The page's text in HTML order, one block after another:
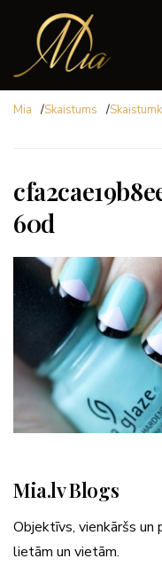
Mia /Skaistums /
60d
Mia.lv Blogs
Objektīvs, vienkāršs un
lietām un vietām.